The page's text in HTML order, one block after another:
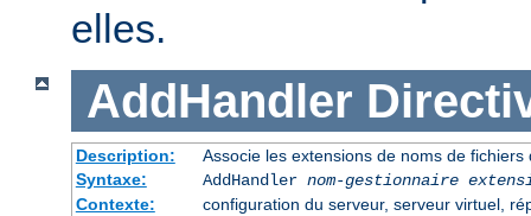
elles.
AddHandler
Description:
Associe les extensions de noms de
Syntaxe:
AddHandler nom-gestionnaire
Contexte:
configuration du serveur, serveur virtuel,